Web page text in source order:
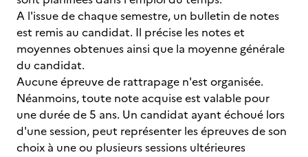
A l'issue de chaque semestre, un bulletin de notes
est remis au candidat. Il précise les notes et
moyennes obtenues ainsi que la moyenne générale
du candidat.
Aucune épreuve de rattrapage n'est organisée.
Néanmoins, toute note acquise est valable pour
une durée de 5 ans. Un candidat ayant échoué lors
d'une session, peut représenter les épreuves de son
choix à une ou plusieurs sessions ultérieures